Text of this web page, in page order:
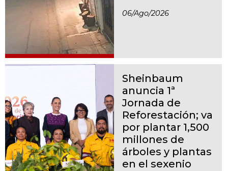
06/ago/2026
Sheinbaum
anuncia 1ª
Jornada de
Reforestación; va
por plantar 1,500
millones de
árboles y plantas
en el sexenio